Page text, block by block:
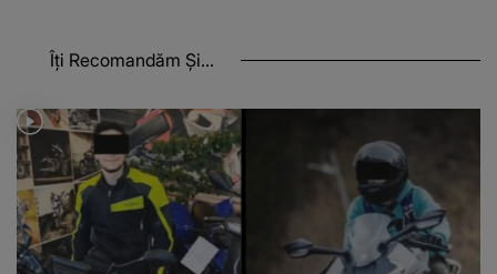
Îți Recomandăm Și...